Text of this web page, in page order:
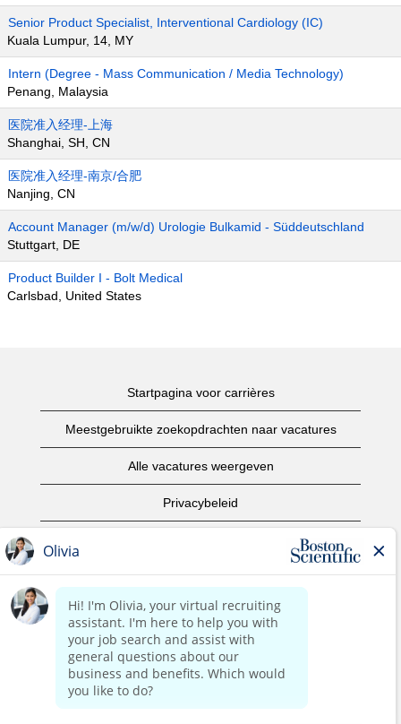
Senior Product Specialist, Interventional Cardiology (IC)
Kuala Lumpur, 14, MY
Intern (Degree - Mass Communication / Media Technology)
Penang, Malaysia
医院准入经理-上海
Shanghai, SH, CN
医院准入经理-南京/合肥
Nanjing, CN
Account Manager (m/w/d) Urologie Bulkamid - Süddeutschland
Stuttgart, DE
Product Builder I - Bolt Medical
Carlsbad, United States
Startpagina voor carrières
Meestgebruikte zoekopdrachten naar vacatures
Alle vacatures weergeven
Privacybeleid
Copyright informatie
Contact opnemen
Startpagina van het bedrijf